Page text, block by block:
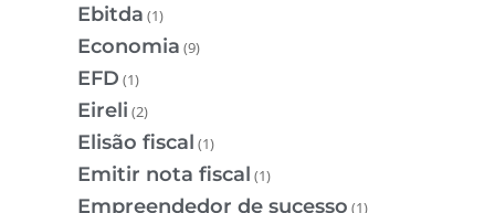
Ebitda (1)
Economia (9)
EFD (1)
Eireli (2)
Elisão fiscal (1)
Emitir nota fiscal (1)
Empreendedor de sucesso (1)